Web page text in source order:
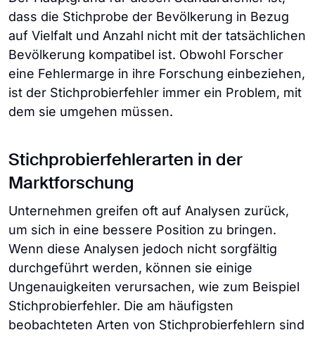
dass die Stichprobe der Bevölkerung in Bezug
auf Vielfalt und Anzahl nicht mit der tatsächlichen
Bevölkerung kompatibel ist. Obwohl Forscher
eine Fehlermarge in ihre Forschung einbeziehen,
ist der Stichprobierfehler immer ein Problem, mit
dem sie umgehen müssen.
Stichprobierfehlerarten in der
Marktforschung
Unternehmen greifen oft auf Analysen zurück,
um sich in eine bessere Position zu bringen.
Wenn diese Analysen jedoch nicht sorgfältig
durchgeführt werden, können sie einige
Ungenauigkeiten verursachen, wie zum Beispiel
Stichprobierfehler. Die am häufigsten
beobachteten Arten von Stichprobierfehlern sind